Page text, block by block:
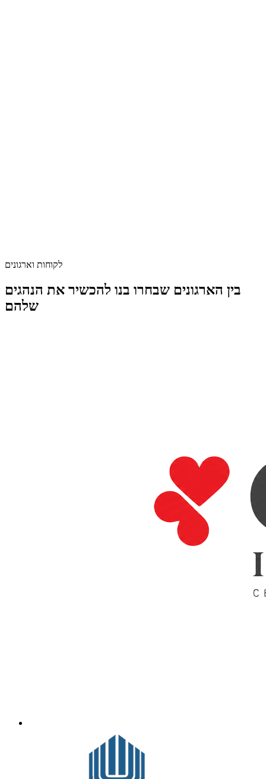
גבוהים ביותר
לקוחות וארגונים
בין הארגונים שבחרו בנו להכשיר את הנהגים
שלהם